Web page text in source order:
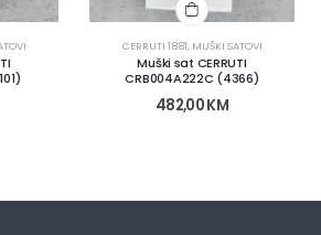
CERRUTI 1881, MUŠKI SATOVI
Muški sat CERRUTI
CRB004A222C (4366)
482,00KM